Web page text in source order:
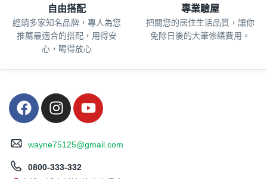
自由搭配
經銷多家知名品牌，專人為您
推薦最適合的搭配，用得安
心，喝得放心
專業驗屋
把關您的居住生活品質， 讓你
免除日後的大筆修繕費用。
wayne75125@gmail.com
0800-333-332